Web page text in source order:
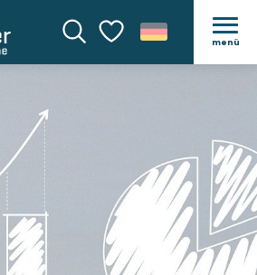
SucheVoir les favoris
menü